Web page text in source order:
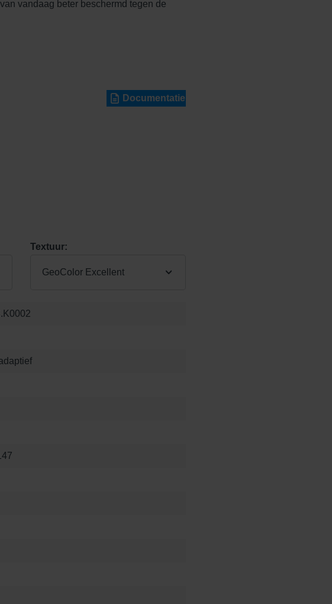
vandaag beter beschermd tegen de
Documentatie
Textuur:
GeoColor Excellent